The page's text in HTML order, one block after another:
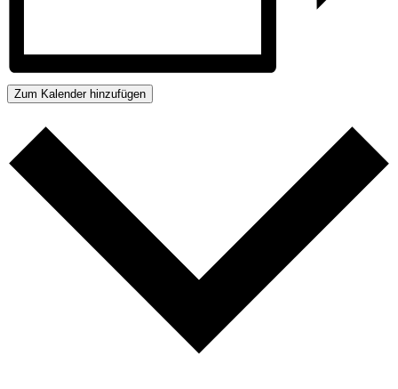
Zum Kalender hinzufügen